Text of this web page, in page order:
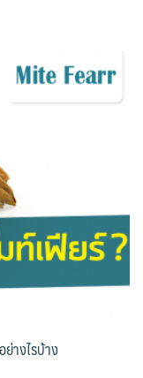
างไรบ้าง